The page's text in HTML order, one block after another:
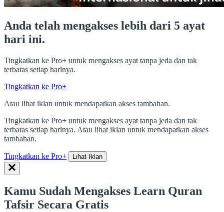
Anda telah mengakses lebih dari 5 ayat
hari ini.
Tingkatkan ke Pro+ untuk mengakses ayat tanpa jeda dan tak
terbatas setiap harinya.
Tingkatkan ke Pro+
Atau lihat iklan untuk mendapatkan akses tambahan.
Tingkatkan ke Pro+ untuk mengakses ayat tanpa jeda dan tak
terbatas setiap harinya. Atau lihat iklan untuk mendapatkan akses
tambahan.
Tingkatkan ke Pro+ Lihat Iklan
Kamu Sudah Mengakses Learn Quran
Tafsir Secara Gratis